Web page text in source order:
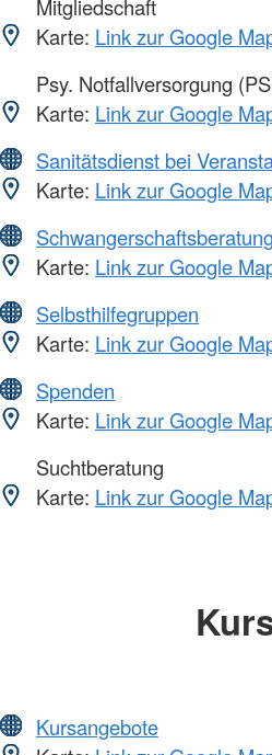
Mitgliedschaft
Karte: Link zur Google
Psy. Notfallversorgung
Karte: Link zur Google
Sanitätsdienst bei
Karte: Link zur Google
Schwangerschaftsberatung
Karte: Link zur Google
Selbsthilfegruppen
Karte: Link zur Google
Spenden
Karte: Link zur Google
Suchtberatung
Karte: Link zur Google
Kursangebote